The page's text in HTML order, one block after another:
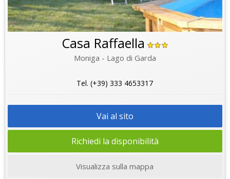
Casa Raffaella
Moniga - Lago di Garda
Tel. (+39) 333 4653317
Vai al sito
Richiedi la disponibilità
Visualizza sulla mappa